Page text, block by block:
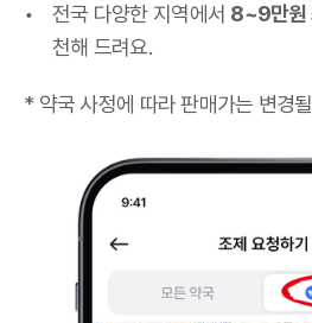
전국 다양한 지역에서 8~9만원
천해 드려요.
* 약국 사정에 따라 판매가는 변경